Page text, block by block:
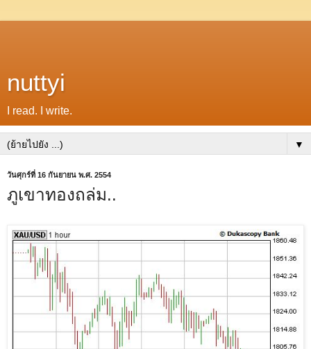
nuttyi
I read. I write.
▼
วันศุกร์ที่ 16 กันยายน พ.ศ. 2554
ภูเขาทองถล่ม..